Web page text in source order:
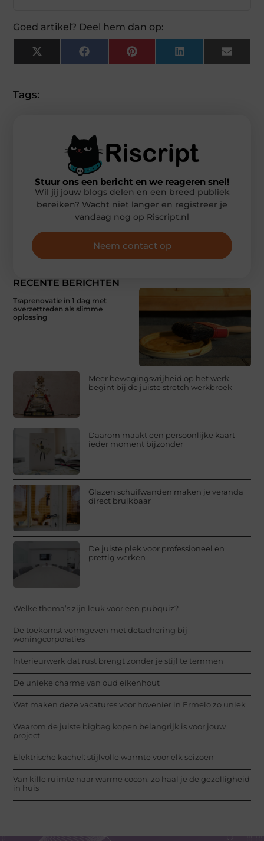
Goed artikel? Deel hem dan op:
X
(Twitter)
FacebookPinterestLinkedInEmail
Tags:
RECENTE BERICHTEN
Traprenovatie in 1 dag met
overzettreden als slimme
oplossing
Meer bewegingsvrijheid op het werk
begint bij de juiste stretch werkbroek
Daarom maakt een persoonlijke kaart
ieder moment bijzonder
Glazen schuifwanden maken je veranda
direct bruikbaar
De juiste plek voor professioneel en
prettig werken
Welke thema’s zijn leuk voor een pubquiz?
De toekomst vormgeven met detachering bij
woningcorporaties
Interieurwerk dat rust brengt zonder je stijl te temmen
De unieke charme van oud eikenhout
Wat maken deze vacatures voor hovenier in Ermelo zo uniek
Waarom de juiste bigbag kopen belangrijk is voor jouw
project
Elektrische kachel: stijlvolle warmte voor elk seizoen
Van kille ruimte naar warme cocon: zo haal je de gezelligheid
in huis
Stuur ons een bericht en we reageren snel!
Wil jij jouw blogs delen en een breed publiek
bereiken? Wacht niet langer en registreer je
vandaag nog op Riscript.nl
Neem contact op